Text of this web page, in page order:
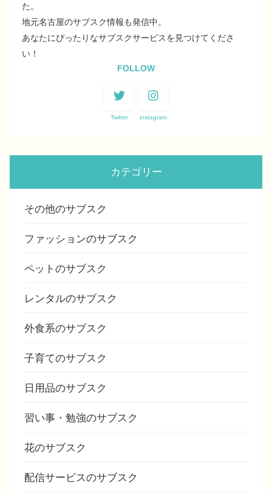
た。
地元名古屋のサブスク情報も発信中。
あなたにぴったりなサブスクサービスを見つけてくださ
い！
FOLLOW
Twitter instagram
カテゴリー
その他のサブスク
ファッションのサブスク
ペットのサブスク
レンタルのサブスク
外食系のサブスク
子育てのサブスク
日用品のサブスク
習い事・勉強のサブスク
花のサブスク
配信サービスのサブスク